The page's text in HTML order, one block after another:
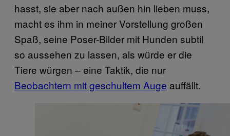
hasst, sie aber nach außen hin lieben muss,
macht es ihm in meiner Vorstellung großen
Spaß, seine Poser-Bilder mit Hunden subtil
so aussehen zu lassen, als würde er die
Tiere würgen – eine Taktik, die nur
Beobachtern mit geschultem Auge auffällt.